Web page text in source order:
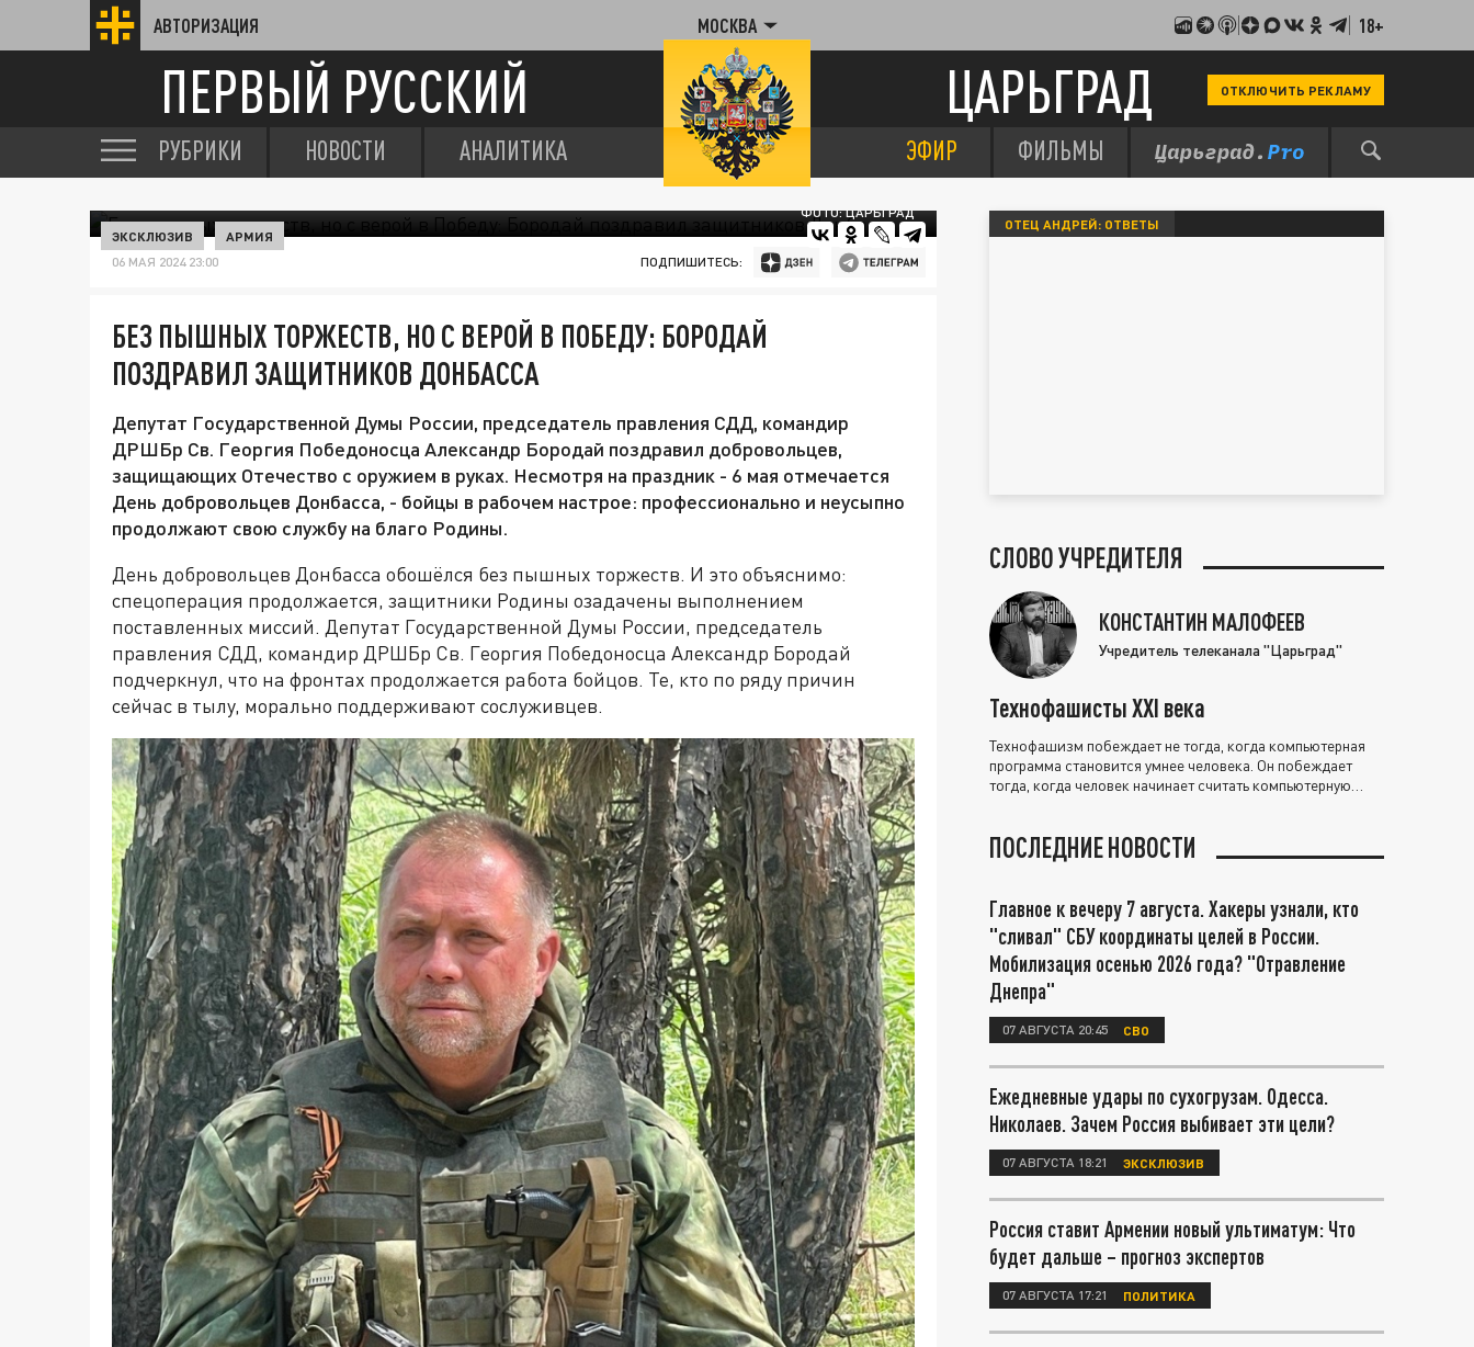
АВТОРИЗАЦИЯ МОСКВА 18+
ПЕРВЫЙ РУССКИЙ ЦАРЬГРАД ОТКЛЮЧИТЬ РЕКЛАМУ
РУБРИКИ НОВОСТИ АНАЛИТИКА ЭФИР ФИЛЬМЫ
ФОТО: ЦАРЬГРАД
ЭКСКЛЮЗИВ АРМИЯ
06 МАЯ 2024 23:00 ПОДПИШИТЕСЬ:
БЕЗ ПЫШНЫХ ТОРЖЕСТВ, НО С ВЕРОЙ В ПОБЕДУ: БОРОДАЙ
ПОЗДРАВИЛ ЗАЩИТНИКОВ ДОНБАССА
Депутат Государственной Думы России, председатель правления СДД, командир
ДРШБр Св. Георгия Победоносца Александр Бородай поздравил добровольцев,
защищающих Отечество с оружием в руках. Несмотря на праздник - 6 мая отмечается
День добровольцев Донбасса, - бойцы в рабочем настрое: профессионально и неусыпно
продолжают свою службу на благо Родины.
День добровольцев Донбасса обошёлся без пышных торжеств. И это объяснимо:
спецоперация продолжается, защитники Родины озадачены выполнением
поставленных миссий. Депутат Государственной Думы России, председатель
правления СДД, командир ДРШБр Св. Георгия Победоносца Александр Бородай
подчеркнул, что на фронтах продолжается работа бойцов. Те, кто по ряду причин
сейчас в тылу, морально поддерживают сослуживцев.
ОТЕЦ АНДРЕЙ: ОТВЕТЫ
СЛОВО УЧРЕДИТЕЛЯ
КОНСТАНТИН МАЛОФЕЕВ
Учредитель телеканала "Царьград"
Технофашисты XXI века
Технофашизм побеждает не тогда, когда компьютерная
программа становится умнее человека. Он побеждает
тогда, когда человек начинает считать компьютерную
ПОСЛЕДНИЕ НОВОСТИ
Главное к вечеру 7 августа. Хакеры узнали, кто
"сливал" СБУ координаты целей в России.
Мобилизация осенью 2026 года? "Отравление
Днепра"
07 АВГУСТА 20:45 СВО
Ежедневные удары по сухогрузам. Одесса.
Николаев. Зачем Россия выбивает эти цели?
07 АВГУСТА 18:21 ЭКСКЛЮЗИВ
Россия ставит Армении новый ультиматум: Что
будет дальше – прогноз экспертов
07 АВГУСТА 17:21 ПОЛИТИКА